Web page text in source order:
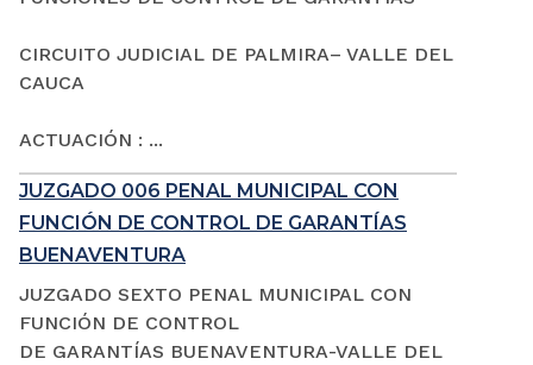
CIRCUITO JUDICIAL DE PALMIRA– VALLE DEL
CAUCA
ACTUACIÓN : ...
JUZGADO 006 PENAL MUNICIPAL CON
FUNCIÓN DE CONTROL DE GARANTÍAS
BUENAVENTURA
JUZGADO SEXTO PENAL MUNICIPAL CON
FUNCIÓN DE CONTROL
DE GARANTÍAS BUENAVENTURA-VALLE DEL